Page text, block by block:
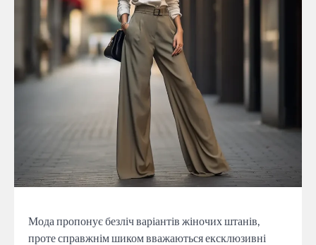
Мода пропонує безліч варіантів жіночих штанів,
проте справжнім шиком вважаються ексклюзивні